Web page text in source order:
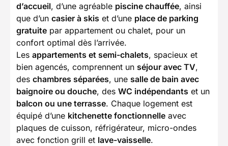
d’accueil, d’une agréable piscine chauffée, ainsi
que d’un casier à skis et d’une place de parking
gratuite par appartement ou chalet, pour un
confort optimal dès l’arrivée.
Les appartements et semi-chalets, spacieux et
bien agencés, comprennent un séjour avec TV,
des chambres séparées, une salle de bain avec
baignoire ou douche, des WC indépendants et un
balcon ou une terrasse. Chaque logement est
équipé d’une kitchenette fonctionnelle avec
plaques de cuisson, réfrigérateur, micro-ondes
avec fonction grill et lave-vaisselle.